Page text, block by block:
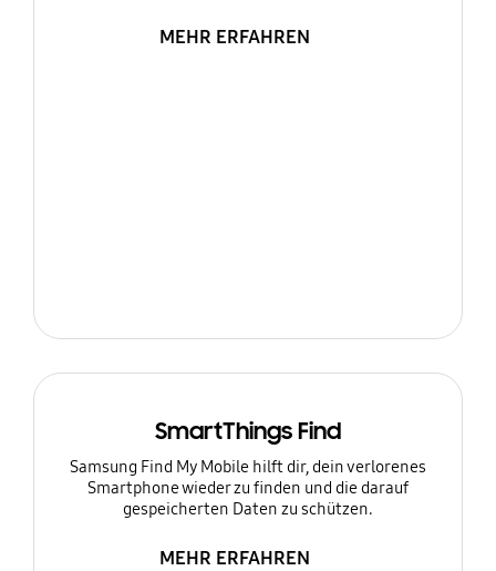
MEHR ERFAHREN
SmartThings Find
Samsung Find My Mobile hilft dir, dein verlorenes
Smartphone wieder zu finden und die darauf
gespeicherten Daten zu schützen.
MEHR ERFAHREN